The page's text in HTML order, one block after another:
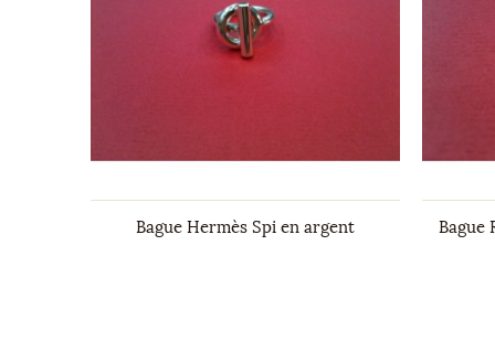
Bague Hermès Spi en argent Bague